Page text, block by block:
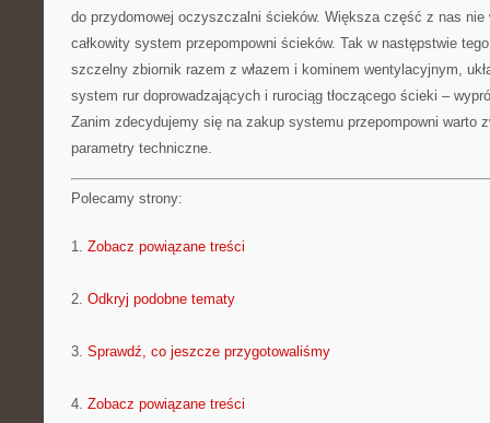
do przydomowej oczyszczalni ścieków. Większa część z nas nie
całkowity system przepompowni ścieków. Tak w następstwie
szczelny zbiornik razem z włazem i kominem wentylacyjnym,
system rur doprowadzających i rurociąg tłoczącego ścieki –
Zanim zdecydujemy się na zakup systemu przepompowni warto
parametry techniczne.
Polecamy strony:
1. Zobacz powiązane treści
2. Odkryj podobne tematy
3. Sprawdź, co jeszcze przygotowaliśmy
4. Zobacz powiązane treści